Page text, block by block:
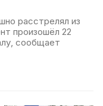
расстрелял из
произошёл 22
сообщает